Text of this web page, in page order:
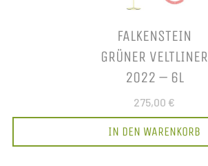
FALKENSTEIN
GRÜNER VELTLINER
2022 – 6L
275,00 €
IN DEN WARENKORB